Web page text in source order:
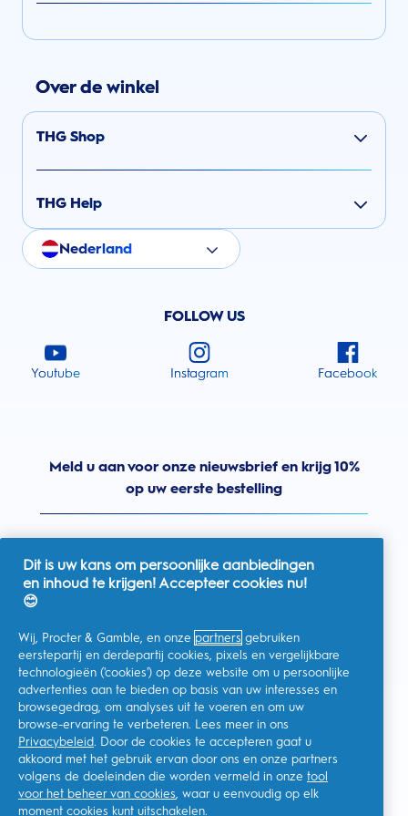
Over de winkel
THG Shop
THG Help
Nederland
FOLLOW US
Youtube Instagram Facebook
Meld u aan voor onze nieuwsbrief en krijg 10%
op uw eerste bestelling
Ik geef toestemming voor het ontvangen van
gepersonaliseerde communicatie met betrekking tot
aanbiedingen, nieuws en andere promotionele initiatieven van
Oral-B en andere
P&G-merken
kan me op elk momentafmelden.
Procter & Gamble, als verwerkingsverantwoordelijke, zal uw
persoonlijke gegevens verwerken zodat u zich bij deze site kunt
registreren en de interactie kunt aangaan met de aangeboden
diensten en zodat P&G u, afhankelijk van uw toestemming,
relevante commerciële berichten kan sturen, waaronder
gepersonaliseerde advertenties in online media. Ontdek hier
Dit is uw kans om persoonlijke aanbiedingen
en inhoud te krijgen! Accepteer cookies nu!
😊
Wij, Procter & Gamble, en onze partners gebruiken
eerstepartij en derdepartij cookies, pixels en vergelijkbare
technologieën ('cookies') op deze website om u persoonlijke
advertenties aan te bieden op basis van uw interesses en
browsegedrag, om analyses uit te voeren en om uw
browse-ervaring te verbeteren. Lees meer in ons
Privacybeleid. Door de cookies te accepteren gaat u
akkoord met het gebruik ervan door ons en onze partners
volgens de doeleinden die worden vermeld in onze tool
voor het beheer van cookies, waar u eenvoudig op elk
moment cookies kunt uitschakelen.